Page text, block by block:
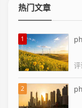
热门文章
1
评
2